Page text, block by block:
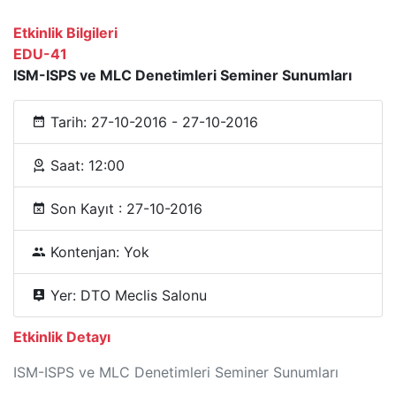
Etkinlik Bilgileri
EDU-41
ISM-ISPS ve MLC Denetimleri Seminer Sunumları
Tarih: 27-10-2016 - 27-10-2016
Saat: 12:00
Son Kayıt : 27-10-2016
Kontenjan: Yok
Yer: DTO Meclis Salonu
Etkinlik Detayı
ISM-ISPS ve MLC Denetimleri Seminer Sunumları